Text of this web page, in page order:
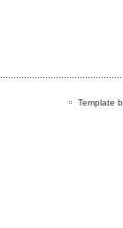
Template